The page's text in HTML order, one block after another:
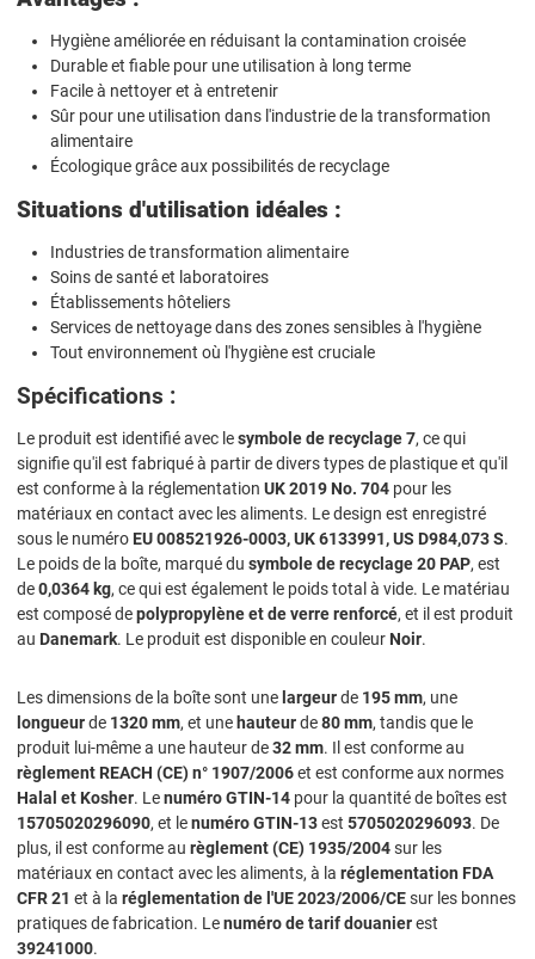
Hygiène améliorée en réduisant la contamination croisée
Durable et fiable pour une utilisation à long terme
Facile à nettoyer et à entretenir
Sûr pour une utilisation dans l'industrie de la transformation
alimentaire
Écologique grâce aux possibilités de recyclage
Situations d'utilisation idéales :
Industries de transformation alimentaire
Soins de santé et laboratoires
Établissements hôteliers
Services de nettoyage dans des zones sensibles à l'hygiène
Tout environnement où l'hygiène est cruciale
Spécifications :
Le produit est identifié avec lesymbole de recyclage 7, ce qui
signifie qu'il est fabriqué à partir de divers types de plastique et qu'il
est conforme à la réglementation UK 2019 No. 704 pour les
matériaux en contact avec les aliments. Le design est enregistré
sous le numéro EU 008521926-0003, UK 6133991, US D984,073 S.
Le poids de la boîte, marqué du symbole de recyclage 20 PAP, est
de0,0364 kg, ce qui est également le poids total à vide. Le matériau
est composé depolypropylène et de verre renforcé, et il est produit
au Danemark. Le produit est disponible en couleur Noir.
Les dimensions de la boîte sont une largeurde 195 mm, une
longueurde 1320 mm, et une hauteurde80 mm, tandis que le
produit lui-même a une hauteur de32 mm. Il est conforme au
règlement REACH (CE) n° 1907/2006et est conforme aux normes
Halal et Kosher. Lenuméro GTIN-14 pour la quantité de boîtes est
15705020296090, et lenuméro GTIN-13est 5705020296093. De
plus, il est conforme au règlement (CE) 1935/2004sur les
matériaux en contact avec les aliments, à la réglementation FDA
CFR 21 et à la réglementation de l'UE 2023/2006/CEsur les bonnes
pratiques de fabrication. Lenuméro de tarif douanierest
39241000.